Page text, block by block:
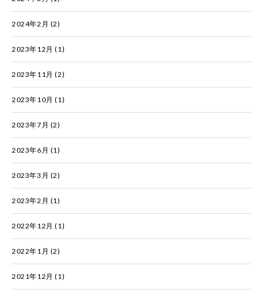
2024年2月 (2)
2023年12月 (1)
2023年11月 (2)
2023年10月 (1)
2023年7月 (2)
2023年6月 (1)
2023年3月 (2)
2023年2月 (1)
2022年12月 (1)
2022年1月 (2)
2021年12月 (1)